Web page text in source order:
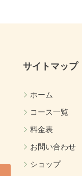
サイトマップ
ホーム
コース一覧
料金表
お問い合わせ
ショップ